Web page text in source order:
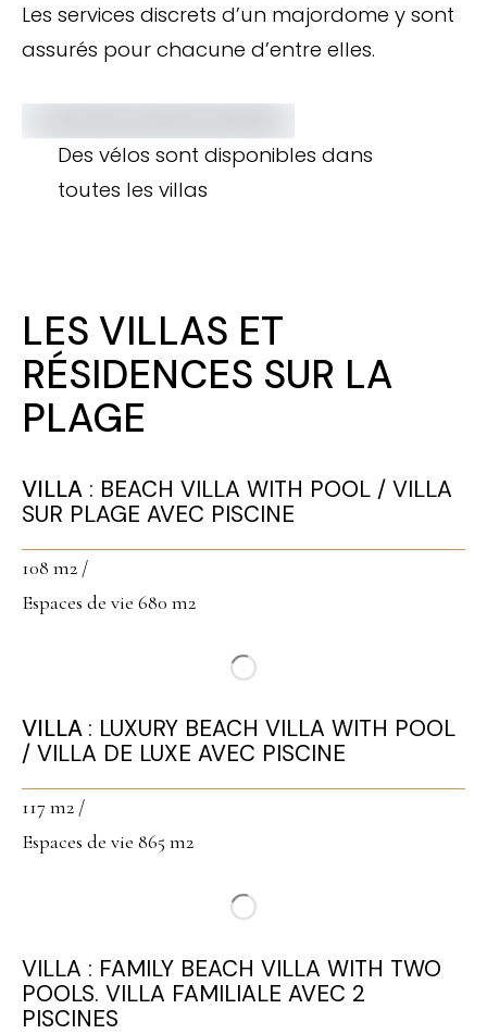
Les services discrets d’un majordome y sont
assurés pour chacune d’entre elles.
Des vélos sont disponibles dans
toutes les villas
LES VILLAS ET
RÉSIDENCES SUR LA
PLAGE
VILLA : BEACH VILLA WITH POOL / VILLA
SUR PLAGE AVEC PISCINE
108 m2 /
Espaces de vie 680 m2
VILLA : LUXURY BEACH VILLA WITH POOL
/ VILLA DE LUXE AVEC PISCINE
117 m2 /
Espaces de vie 865 m2
VILLA : FAMILY BEACH VILLA WITH TWO
POOLS. VILLA FAMILIALE AVEC 2
PISCINES